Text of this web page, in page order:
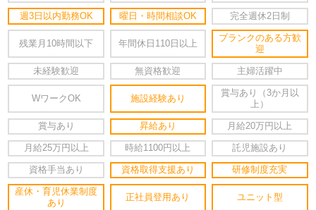
週3日以内勤務OK 曜日・時間相談OK 完全週休2日制
残業月10時間以下 年間休日110日以上
ブランクのある方歓
迎
未経験歓迎 無資格歓迎 主婦活躍中
WワークOK 施設経験あり
賞与あり（3か月以
上）
賞与あり 昇給あり 月給20万円以上
月給25万円以上 時給1100円以上 託児施設あり
資格手当あり 資格取得支援あり 研修制度充実
産休・育児休業制度
あり
正社員登用あり ユニット型